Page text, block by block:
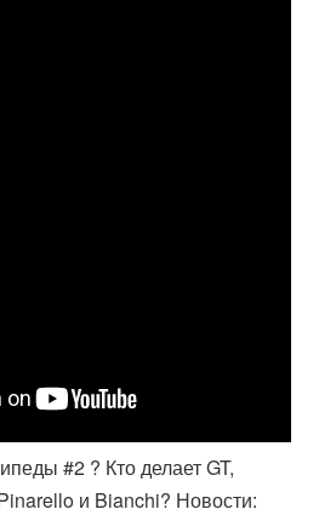
#2 ? Кто делает GT,
и Bianchi? Новости: